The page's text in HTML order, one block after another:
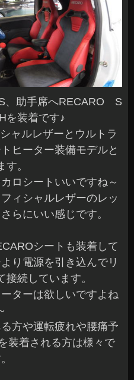
、助手席へRECARO S
を装着です♪
ャルレザーとウルトラ
ヒーター装備モデルと
す。
ロシートいいですね～
ィシャルレザーのレッ
らにいい感じです。
シートも装着して
り電源を引き込んでリ
接続しています。
ターは欲しいですよね
方や運転疲れや腰痛予
装着される方は様々で